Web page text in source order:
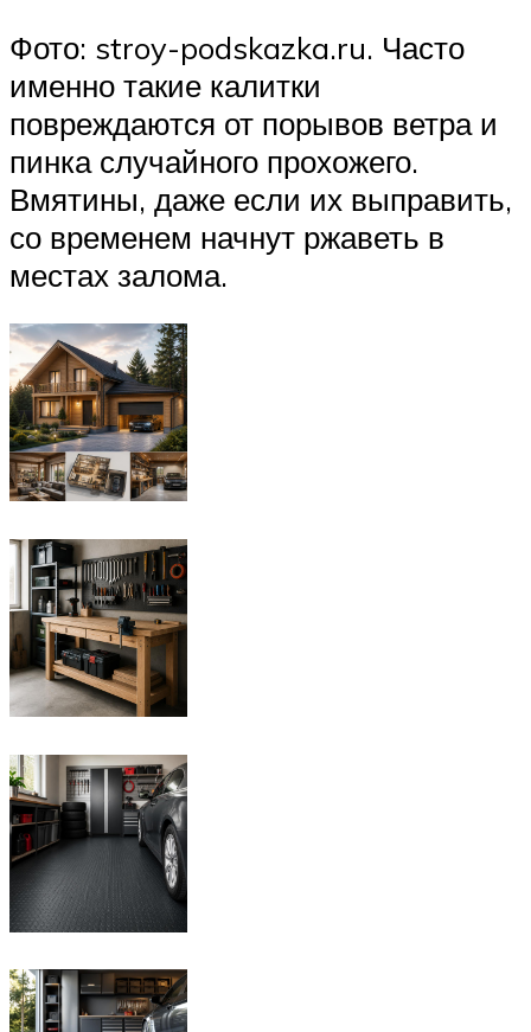
Фото: stroy-podskazka.ru. Часто
именно такие калитки
повреждаются от порывов ветра и
пинка случайного прохожего.
Вмятины, даже если их выправить,
со временем начнут ржаветь в
местах залома.